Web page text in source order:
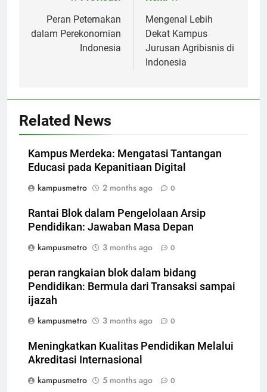
navigation
Peran Peternakan
dalam Perekonomian
Indonesia
Mengenal Lebih
Dekat Kampus
Jurusan Agribisnis di
Indonesia
Related News
Kampus Merdeka: Mengatasi Tantangan
Educasi pada Kepanitiaan Digital
kampusmetro
2 months ago 0
Rantai Blok dalam Pengelolaan Arsip
Pendidikan: Jawaban Masa Depan
kampusmetro
3 months ago 0
peran rangkaian blok dalam bidang
Pendidikan: Bermula dari Transaksi sampai
ijazah
kampusmetro
3 months ago 0
Meningkatkan Kualitas Pendidikan Melalui
Akreditasi Internasional
kampusmetro
5 months ago 0